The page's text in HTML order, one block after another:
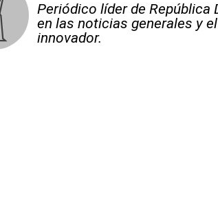
Periódico líder de República
en las noticias generales y
innovador.